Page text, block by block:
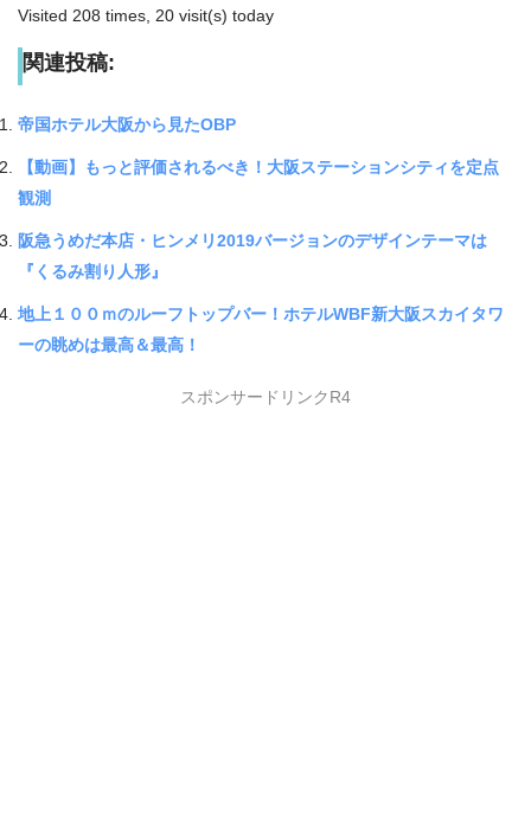
Visited 208 times, 20 visit(s) today
関連投稿:
帝国ホテル大阪から見たOBP
【動画】もっと評価されるべき！大阪ステーションシティを定点
観測
阪急うめだ本店・ヒンメリ2019バージョンのデザインテーマは
『くるみ割り人形』
地上１００ｍのルーフトップバー！ホテルWBF新大阪スカイタワ
ーの眺めは最高＆最高！
スポンサードリンクR4